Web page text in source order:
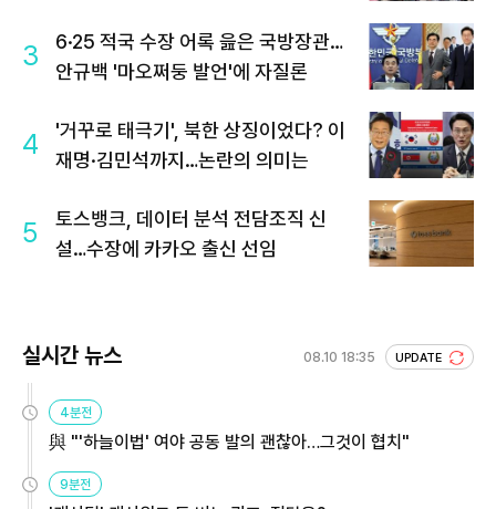
3
6·25 적국 수장 어록 읊은 국방장관…
안규백 '마오쩌둥 발언'에 자질론
4
'거꾸로 태극기', 북한 상징이었다? 이
재명·김민석까지…논란의 의미는
5
토스뱅크, 데이터 분석 전담조직 신
설…수장에 카카오 출신 선임
실시간 뉴스 08.10 18:35 UPDATE
4분전
與 "'하늘이법' 여야 공동 발의 괜찮아…그것이 협치"
9분전